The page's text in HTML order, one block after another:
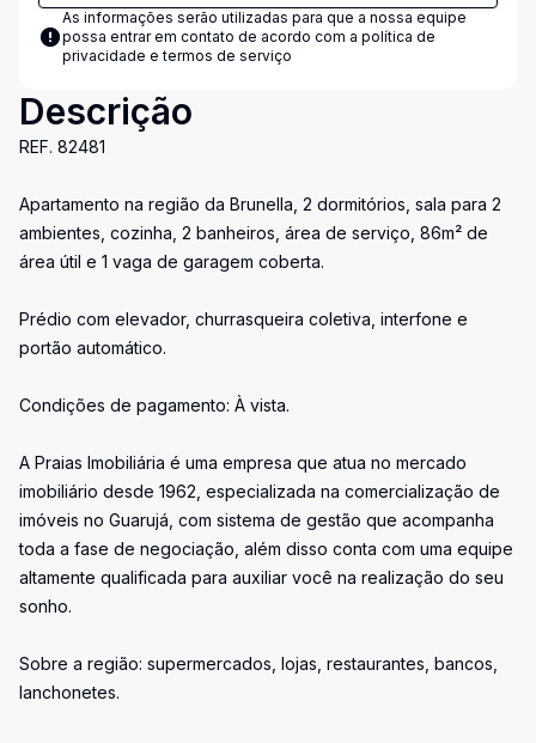
As informações serão utilizadas para que a nossa equipe
possa entrar em contato de acordo com a política de
privacidade e termos de serviço
Descrição
REF. 82481
Apartamento na região da Brunella, 2 dormitórios, sala para 2
ambientes, cozinha, 2 banheiros, área de serviço, 86m² de
área útil e 1 vaga de garagem coberta.
Prédio com elevador, churrasqueira coletiva, interfone e
portão automático.
Condições de pagamento: À vista.
A Praias Imobiliária é uma empresa que atua no mercado
imobiliário desde 1962, especializada na comercialização de
imóveis no Guarujá, com sistema de gestão que acompanha
toda a fase de negociação, além disso conta com uma equipe
altamente qualificada para auxiliar você na realização do seu
sonho.
Sobre a região: supermercados, lojas, restaurantes, bancos,
lanchonetes.